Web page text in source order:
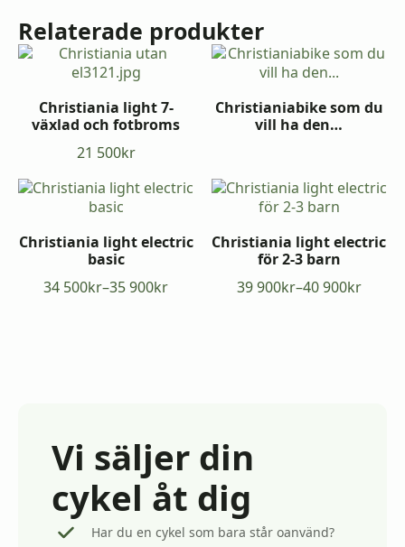
Relaterade produkter
Christiania light 7-
växlad och fotbroms
21 500kr
Christianiabike som du
vill ha den…
Christiania light electric
basic
34 500kr–35 900kr
Prisintervall:
Christiania light electric
för 2-3 barn
39 900kr–40 900kr
Prisintervall:
Vi säljer din
cykel åt dig
Har du en cykel som bara står oanvänd?